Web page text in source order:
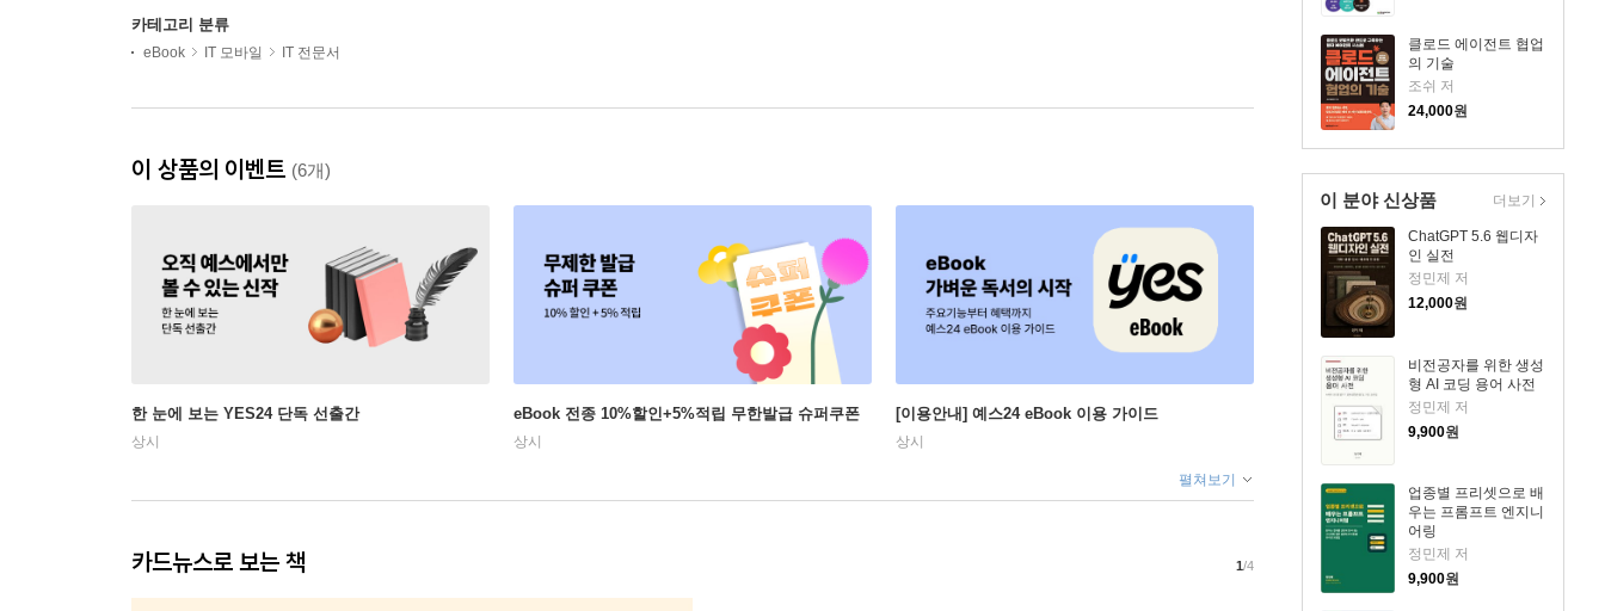
클로드 에이전트 협업
의 기술
조쉬 저
24,000원
이 분야 신상품
ChatGPT 5.6 웹디자
인 실전
정민제 저
12,000원
비전공자를 위한 생성
형 AI 코딩 용어 사전
정민제 저
9,900원
업종별 프리셋으로 배
우는 프롬프트 엔지니
어링
정민제 저
9,900원
더보기
카테고리 분류
eBook IT 모바일 IT 전문서
이 상품의 이벤트 (6개)
한 눈에 보는 YES24 단독 선출간
상시
eBook 전종 10%할인+5%적립 무한발급 슈퍼쿠폰
상시
[이용안내] 예스24 eBook 이용 가이드
상시
펼쳐보기
카드뉴스로 보는 책 1/4